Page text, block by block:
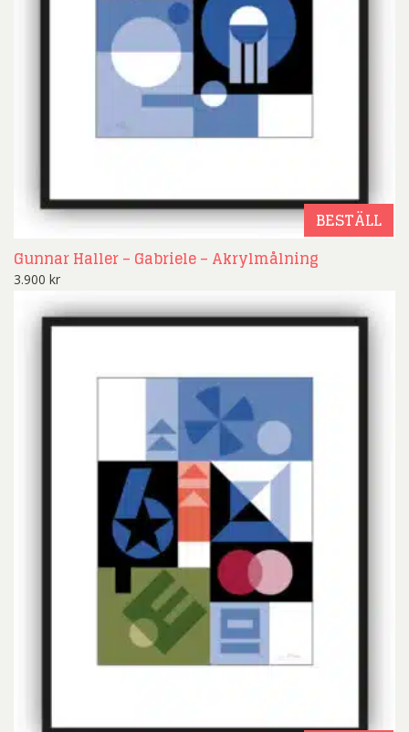
BESTÄLL
Gunnar Haller – Gabriele – Akrylmålning
3.900 kr